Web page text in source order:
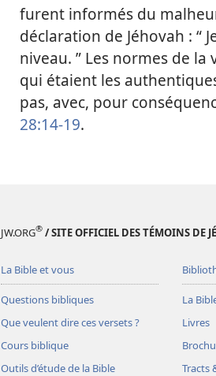
furent informés du
déclaration de Jéhovah : “
niveau. ” Les normes de
qui étaient les
pas, avec, pour
28:14-19.
JW.ORG® / SITE OFFICIEL DES TÉMOINS DE
La Bible et vous
Questions bibliques
Que veulent dire ces versets ?
Cours biblique
Outils d’étude de la Bible
La
Livres
Tracts